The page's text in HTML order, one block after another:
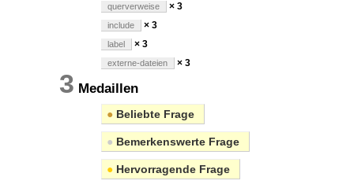
querverweise × 3
include × 3
label × 3
externe-dateien × 3
3 Medaillen
● Beliebte Frage
● Bemerkenswerte Frage
● Hervorragende Frage